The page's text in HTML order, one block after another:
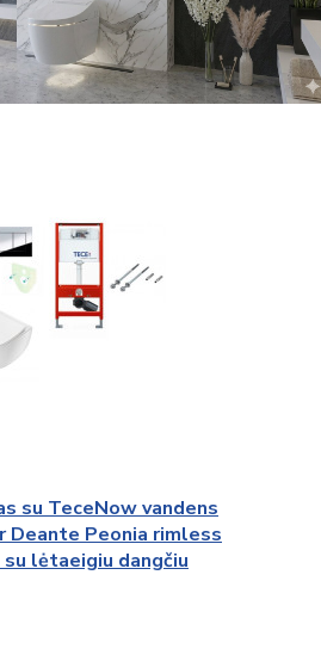
vandens
lėtaeigiu dangčiu